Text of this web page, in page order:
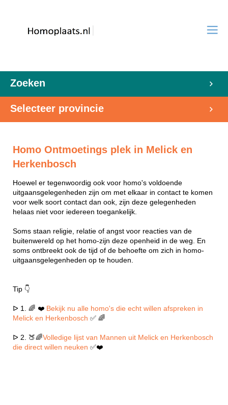
Zoeken
Selecteer provincie
Homo Ontmoetings plek in Melick en
Herkenbosch
Hoewel er tegenwoordig ook voor homo's voldoende
uitgaansgelegenheden zijn om met elkaar in contact te komen
voor welk soort contact dan ook, zijn deze gelegenheden
helaas niet voor iedereen toegankelijk.
Soms staan religie, relatie of angst voor reacties van de
buitenwereld op het homo-zijn deze openheid in de weg. En
soms ontbreekt ook de tijd of de behoefte om zich in homo-
uitgaansgelegenheden op te houden.
Tip 👇
ᐅ 1. 🌈 ❤️ Bekijk nu alle homo's die echt willen afspreken in
Melick en Herkenbosch ✅ 🌈
ᐅ 2. 🍑🌈Volledige lijst van Mannen uit Melick en Herkenbosch
die direct willen neuken ✅❤️